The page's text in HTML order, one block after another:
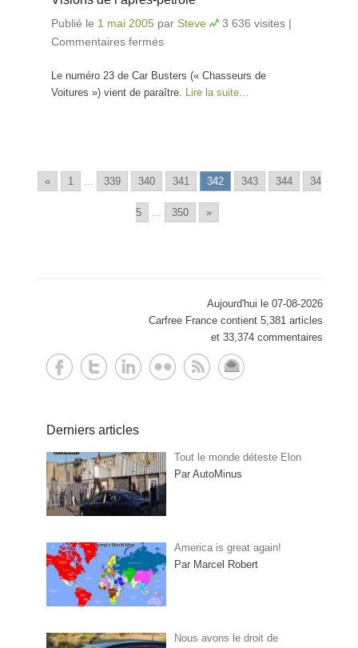
Publié le 1 mai 2005 par Steve 3 636 visites |
Commentaires fermés
Le numéro 23 de Car Busters (« Chasseurs de
Voitures ») vient de paraître.
Lire la suite…
« 1 339 340 341 342 343 344 34
5 350 »
Aujourd'hui le 07-08-2026
Carfree France contient 5,381 articles
et 33,374 commentaires
Derniers articles
Tout le monde déteste Elon
Par AutoMinus
America is great again!
Par Marcel Robert
Nous avons le droit de